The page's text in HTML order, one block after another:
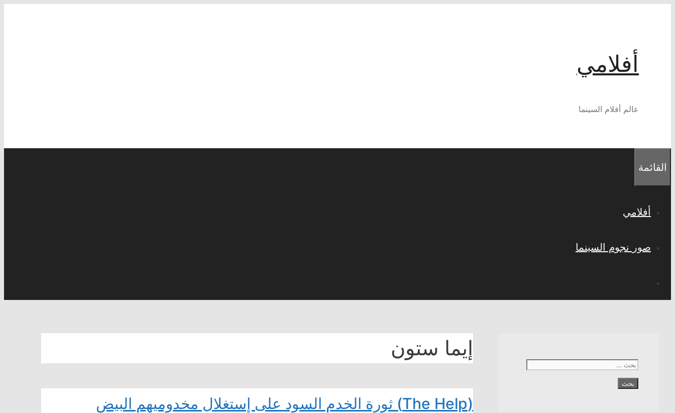
أفلامي
عالم أفلام السينما
القائمة
أفلامي
صور نجوم السينما
إيما ستون
(The Help) ثورة الخدم السود على إستغلال مخدوميهم البيض
البحث
عن: